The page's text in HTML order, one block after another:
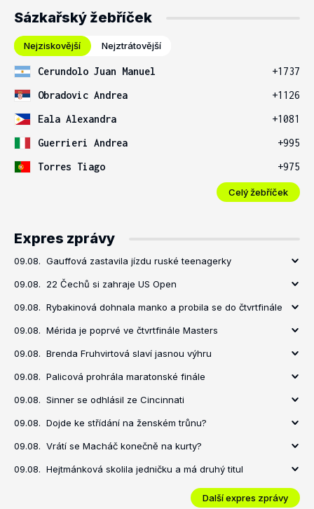
Sázkařský žebříček
Nejziskovější Nejztrátovější
Cerundolo Juan Manuel
+1737
Obradovic Andrea
+1126
Eala Alexandra
+1081
Guerrieri Andrea
+995
Torres Tiago
+975
Celý žebříček
Expres zprávy
09.08. Gauffová zastavila jízdu ruské teenagerky
09.08. 22 Čechů si zahraje US Open
09.08. Rybakinová dohnala manko a probila se do čtvrtfinále
09.08. Mérida je poprvé ve čtvrtfinále Masters
09.08. Brenda Fruhvirtová slaví jasnou výhru
09.08. Palicová prohrála maratonské finále
09.08. Sinner se odhlásil ze Cincinnati
09.08. Dojde ke střídání na ženském trůnu?
09.08. Vrátí se Macháč konečně na kurty?
09.08. Hejtmánková skolila jedničku a má druhý titul
Další expres zprávy